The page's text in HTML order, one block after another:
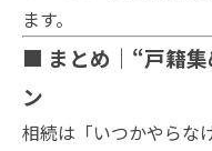
ます。
■ まとめ｜“戸籍集
ン
相続は「いつかやらな